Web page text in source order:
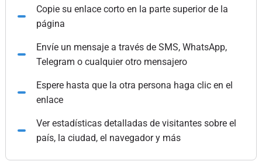
Copie su enlace corto en la parte superior de la
página
Envíe un mensaje a través de SMS, WhatsApp,
Telegram o cualquier otro mensajero
Espere hasta que la otra persona haga clic en el
enlace
Ver estadísticas detalladas de visitantes sobre el
país, la ciudad, el navegador y más